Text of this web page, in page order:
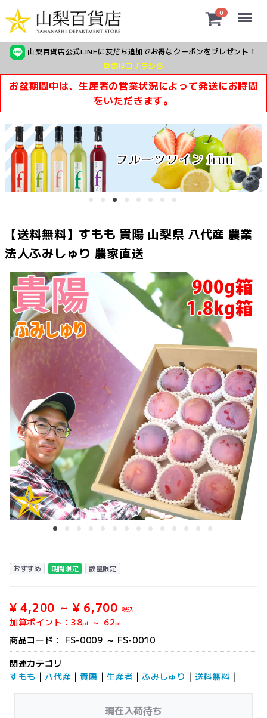
0 Menu
山梨百貨店公式LINEに友だち追加でお得なクーポンをプレゼント！
登録はコチラから
お盆期間中は、生産者の営業状況によって発送にお時間
をいただきます。
【送料無料】すもも 貴陽 山梨県 八代産 農業
法人ふみしゅり 農家直送
おすすめ 期間限定 数量限定
¥ 4,200 ～ ¥ 6,700 税込
加算ポイント： 38pt ～ 62pt
商品コード： FS-0009 ～ FS-0010
関連カテゴリ
すもも | 八代産 | 貴陽 | 生産者 |ふみしゅり | 送料無料 |
現在入荷待ち